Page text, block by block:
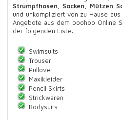
Strumpfhosen, Socken, Mützen
und unkompliziert von zu Hause
Angebote aus dem boohoo Online
der folgenden Liste:
Swimsuits
Trouser
Pullover
Maxikleider
Pencil Skirts
Strickwaren
Bodysuits